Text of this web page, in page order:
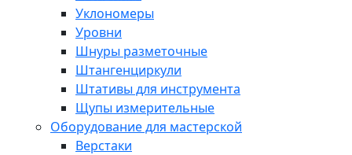
Уклономеры
Уровни
Шнуры разметочные
Штангенциркули
Штативы для инструмента
Щупы измерительные
Оборудование для мастерской
Верстаки